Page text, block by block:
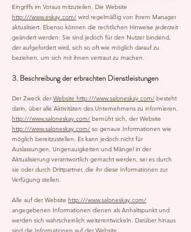
Eingriffs im Voraus mitzuteilen. Die Website
http:///www.eskay.com/ wird regelmäßig von ihrem Manager
aktualisiert. Ebenso können die rechtlichen Hinweise jederzeit
geändert werden: Sie sind jedoch für den Nutzer bindend,
der aufgefordert wird, sich so oft wie möglich darauf zu
beziehen, um sich mit ihnen vertraut zu machen.
3. Beschreibung der erbrachten Dienstleistungen
Der Zweck der Website http:///www.saloneskay.com/ besteht
darin, über alle Aktivitäten des Unternehmens zu informieren.
http:///www.saloneskay.com/ bemüht sich, der Website
http:///www.saloneskay.com/ so genaue Informationen wie
möglich bereitzustellen. Es kann jedoch nicht für
Auslassungen, Ungenauigkeiten und Mängel in der
Aktualisierung verantwortlich gemacht werden, sei es durch
sie oder durch Drittpartner, die ihr diese Informationen zur
Verfügung stellen.
Alle auf der Website http:///www.saloneskay.com/
angegebenen Informationen dienen als Anhaltspunkt und
werden sich wahrscheinlich weiterentwickeln. Darüber hinaus